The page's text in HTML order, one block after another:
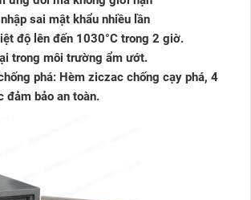
sai mật khẩu nhiều lần
độ lên đến 1030°C trong 2 giờ.
trong môi trường ẩm ướt.
phá: Hèm ziczac chống cạy phá, 4
đảm bảo an toàn.